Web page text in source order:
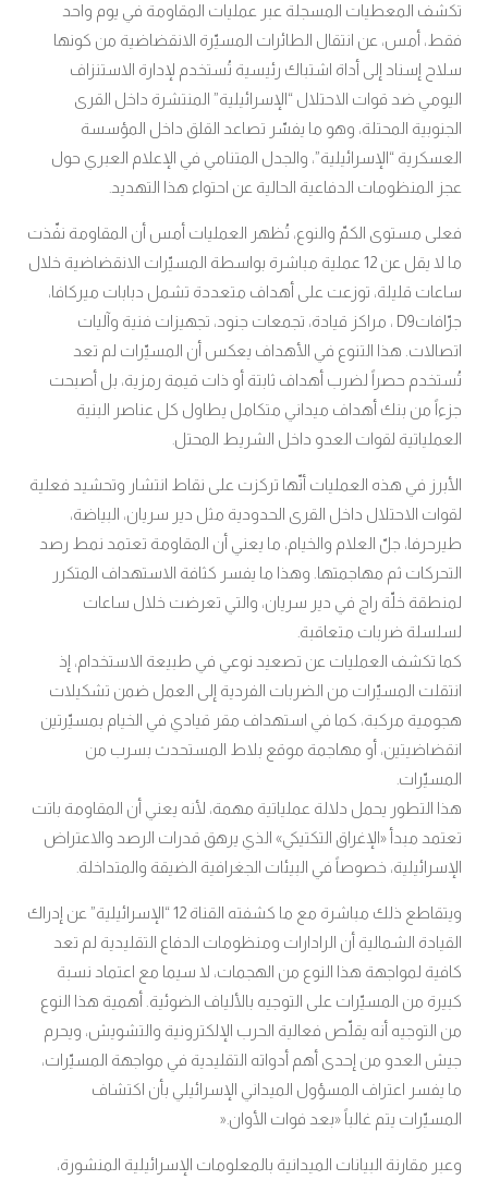
تكشف المعطيات المسجلة عبر عمليات المقاومة في يوم واحد
فقط، أمس، عن انتقال الطائرات المسيّرة الانقضاضية من كونها
سلاح إسناد إلى أداة اشتباك رئيسية تُستخدم لإدارة الاستنزاف
اليومي ضد قوات الاحتلال “الإسرائيلية” المنتشرة داخل القرى
الجنوبية المحتلة، وهو ما يفسّر تصاعد القلق داخل المؤسسة
العسكرية “الإسرائيلية”، والجدل المتنامي في الإعلام العبري حول
عجز المنظومات الدفاعية الحالية عن احتواء هذا التهديد.
فعلى مستوى الكمّ والنوع، تُظهر العمليات أمس أن المقاومة نفّذت
ما لا يقل عن 12 عملية مباشرة بواسطة المسيّرات الانقضاضية خلال
ساعات قليلة، توزعت على أهداف متعددة تشمل دبابات ميركافا،
جرّافاتD9 ، مراكز قيادة، تجمعات جنود، تجهيزات فنية وآليات
اتصالات. هذا التنوع في الأهداف يعكس أن المسيّرات لم تعد
تُستخدم حصراً لضرب أهداف ثابتة أو ذات قيمة رمزية، بل أصبحت
جزءاً من بنك أهداف ميداني متكامل يطاول كل عناصر البنية
العملياتية لقوات العدو داخل الشريط المحتل.
الأبرز في هذه العمليات أنّها تركزت على نقاط انتشار وتحشيد فعلية
لقوات الاحتلال داخل القرى الحدودية مثل دير سريان، البياضة،
طيرحرفا، جلّ العلام والخيام، ما يعني أن المقاومة تعتمد نمط رصد
التحركات ثم مهاجمتها. وهذا ما يفسر كثافة الاستهداف المتكرر
لمنطقة خلّة راج في دير سريان، والتي تعرضت خلال ساعات
لسلسلة ضربات متعاقبة.
كما تكشف العمليات عن تصعيد نوعي في طبيعة الاستخدام، إذ
انتقلت المسيّرات من الضربات الفردية إلى العمل ضمن تشكيلات
هجومية مركبة، كما في استهداف مقر قيادي في الخيام بمسيّرتين
انقضاضيتين، أو مهاجمة موقع بلاط المستحدث بسرب من
المسيّرات.
هذا التطور يحمل دلالة عملياتية مهمة، لأنه يعني أن المقاومة باتت
تعتمد مبدأ «الإغراق التكتيكي» الذي يرهق قدرات الرصد والاعتراض
الإسرائيلية، خصوصاً في البيئات الجغرافية الضيقة والمتداخلة.
ويتقاطع ذلك مباشرة مع ما كشفته القناة 12 “الإسرائيلية” عن إدراك
القيادة الشمالية أن الرادارات ومنظومات الدفاع التقليدية لم تعد
كافية لمواجهة هذا النوع من الهجمات، لا سيما مع اعتماد نسبة
كبيرة من المسيّرات على التوجيه بالألياف الضوئية. أهمية هذا النوع
من التوجيه أنه يقلّص فعالية الحرب الإلكترونية والتشويش، ويحرم
جيش العدو من إحدى أهم أدواته التقليدية في مواجهة المسيّرات،
ما يفسر اعتراف المسؤول الميداني الإسرائيلي بأن اكتشاف
المسيّرات يتم غالباً «بعد فوات الأوان».
وعبر مقارنة البيانات الميدانية بالمعلومات الإسرائيلية المنشورة،